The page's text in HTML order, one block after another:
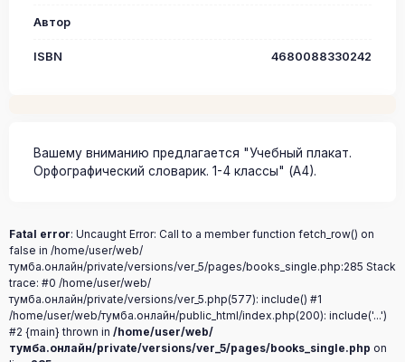
Автор
ISBN 4680088330242
Вашему вниманию предлагается "Учебный плакат.
Орфографический словарик. 1-4 классы" (А4).
Fatal error: Uncaught Error: Call to a member function fetch_row() on
false in /home/user/web/
тумба.онлайн/private/versions/ver_5/pages/books_single.php:285 Stack
trace: #0 /home/user/web/
тумба.онлайн/private/versions/ver_5.php(577): include() #1
/home/user/web/тумба.онлайн/public_html/index.php(200): include('...')
#2 {main} thrown in /home/user/web/
тумба.онлайн/private/versions/ver_5/pages/books_single.php on